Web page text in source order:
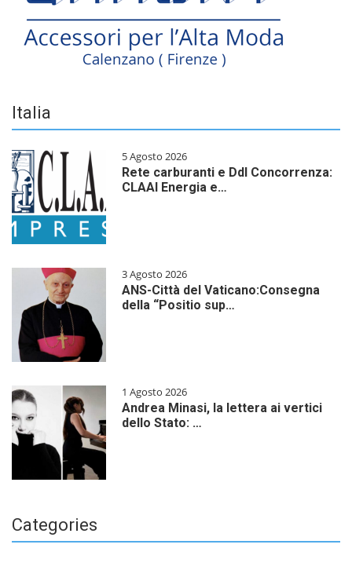
Italia
5 Agosto 2026
Rete carburanti e Ddl Concorrenza:
CLAAI Energia e…
3 Agosto 2026
ANS-Città del Vaticano:Consegna
della “Positio sup…
1 Agosto 2026
Andrea Minasi, la lettera ai vertici
dello Stato: …
Categories